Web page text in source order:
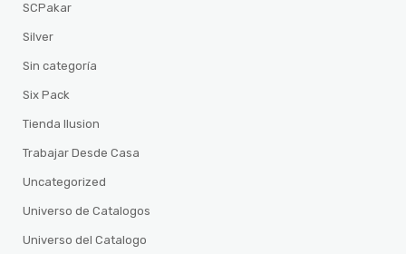
SCPakar
Silver
Sin categoría
Six Pack
Tienda Ilusion
Trabajar Desde Casa
Uncategorized
Universo de Catalogos
Universo del Catalogo